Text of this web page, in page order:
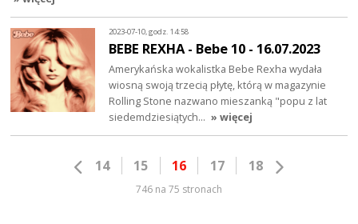
2023-07-10, godz. 14:58
BEBE REXHA - Bebe 10 - 16.07.2023
Amerykańska wokalistka Bebe Rexha wydała
wiosną swoją trzecią płytę, którą w magazynie
Rolling Stone nazwano mieszanką "popu z lat
siedemdziesiątych… » więcej
14 15 16 17 18
746 na 75 stronach